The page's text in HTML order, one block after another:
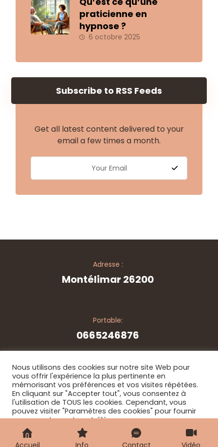
praticienne en
hypnose ?
6 octobre 2025
Subscribe to RSS Feeds
Get all latest content delivered to your
email a few times a month.
Adresse :
Montélimar 26200
Portable:
0665246876
© Copyright 2026. Tous les droits sont réservés - par
JixsPerformance
Accueil Info Contact Vidéo
Nous utilisons des cookies sur notre site Web pour
vous offrir l'expérience la plus pertinente en
mémorisant vos préférences et vos visites répétées.
En cliquant sur "Accepter tout", vous consentez à
l'utilisation de TOUS les cookies. Cependant, vous
pouvez visiter "Paramètres des cookies" pour fournir
un consentement contrôlé.
Paramètres des cookies Rejeter tout Accepter tout